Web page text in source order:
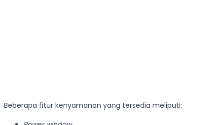
Beberapa fitur kenyamanan yang tersedia meliputi: